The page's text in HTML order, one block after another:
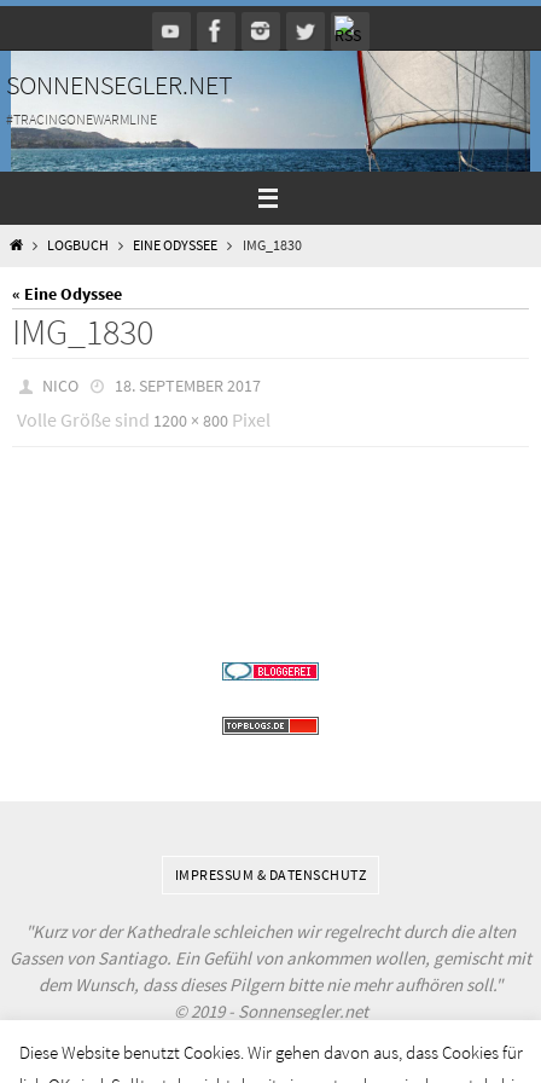
Inhalt
springen
SONNENSEGLER.NET
#TRACINGONEWARMLINE
HOMELOGBUCH EINE ODYSSEE IMG_1830
« Eine Odyssee
IMG_1830
NICO 18. SEPTEMBER 2017
Volle Größe sind 1200 × 800 Pixel
IMPRESSUM & DATENSCHUTZ
"Kurz vor der Kathedrale schleichen wir regelrecht durch die alten
Gassen von Santiago. Ein Gefühl von ankommen wollen, gemischt mit
dem Wunsch, dass dieses Pilgern bitte nie mehr aufhören soll."
© 2019 - Sonnensegler.net
Powered byNirvana&WordPress.
Diese Website benutzt Cookies. Wir gehen davon aus, dass Cookies für